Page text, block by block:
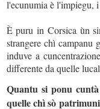
l'ecunumia è l'impiegu,
È puru in Corsica ùn
strangere chì
induve a
differente da quelle
Quantu si ponu
quelle chì sò